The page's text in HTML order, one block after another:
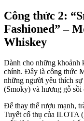
Công thức 2:
Fashioned” –
Whiskey
Dành cho những khoảnh
chính. Đây là công thức
những người yêu thích
(Smoky) và hương gỗ
Để thay thế rượu mạnh,
Tuyết cổ thụ của ILOTA